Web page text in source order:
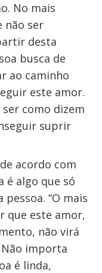
No mais
não ser
desta
busca de
ao caminho
este amor.
ser como dizem
suprir
acordo com
é algo que só
“O mais
que este amor,
não virá
importa
é linda,